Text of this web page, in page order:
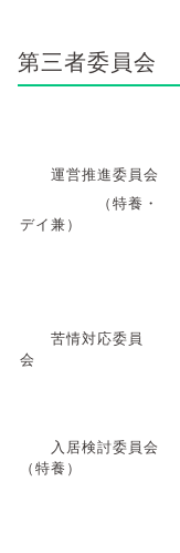
第三者委員会
運営推進委員会
（特養・
デイ兼）
苦情対応委員
会
入居検討委員会
（特養）